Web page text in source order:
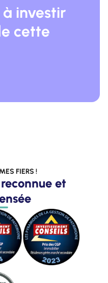
à investir
cette
FIERS !
et